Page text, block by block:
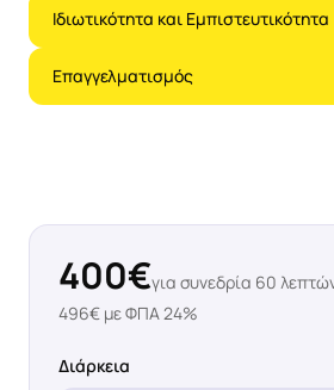
Ιδιωτικότητα και Εμπιστευτικότητα
Επαγγελματισμός
400€για συνεδρία 60
496€ με ΦΠΑ 24%
Διάρκεια